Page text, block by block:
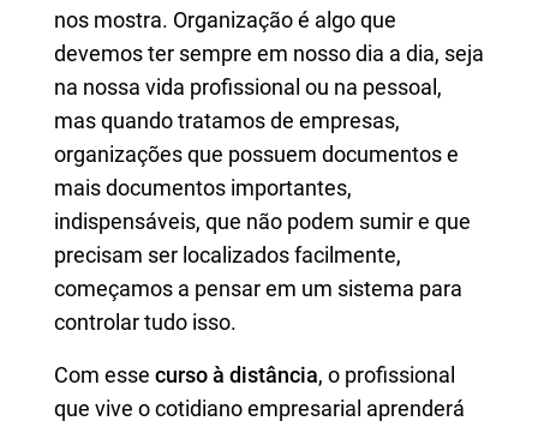
nos mostra. Organização é algo que
devemos ter sempre em nosso dia a dia, seja
na nossa vida profissional ou na pessoal,
mas quando tratamos de empresas,
organizações que possuem documentos e
mais documentos importantes,
indispensáveis, que não podem sumir e que
precisam ser localizados facilmente,
começamos a pensar em um sistema para
controlar tudo isso.
Com esse curso à distância, o profissional
que vive o cotidiano empresarial aprenderá